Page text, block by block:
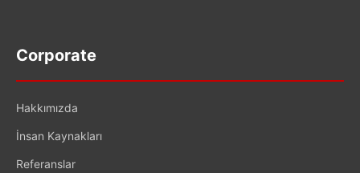
Corporate
Hakkımızda
İnsan Kaynakları
Referanslar